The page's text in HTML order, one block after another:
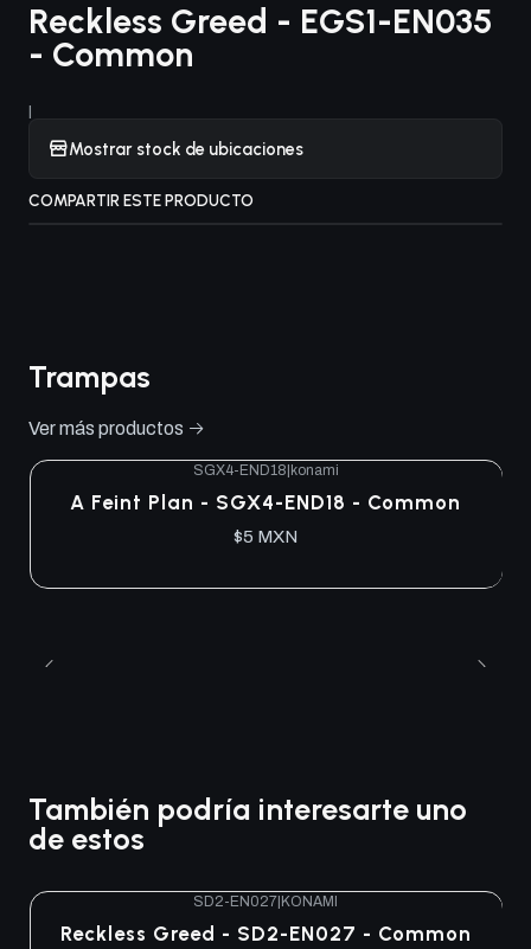
Reckless Greed - EGS1-EN035
- Common
|
Mostrar stock de ubicaciones
COMPARTIR ESTE PRODUCTO
Trampas
Ver más productos
SGX4-END18 konami
A Feint Plan - SGX4-END18 - Common
$5 MXN
También podría interesarte uno
de estos
Agotado
SD2-EN027|KONAMI
Reckless Greed - SD2-EN027 - Common